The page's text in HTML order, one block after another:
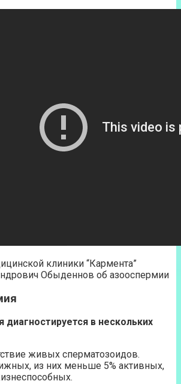
клиники “Кармента”
Обыденнов об азооспермии
диагностируется в нескольких
живых сперматозоидов.
из них меньше 5% активных,